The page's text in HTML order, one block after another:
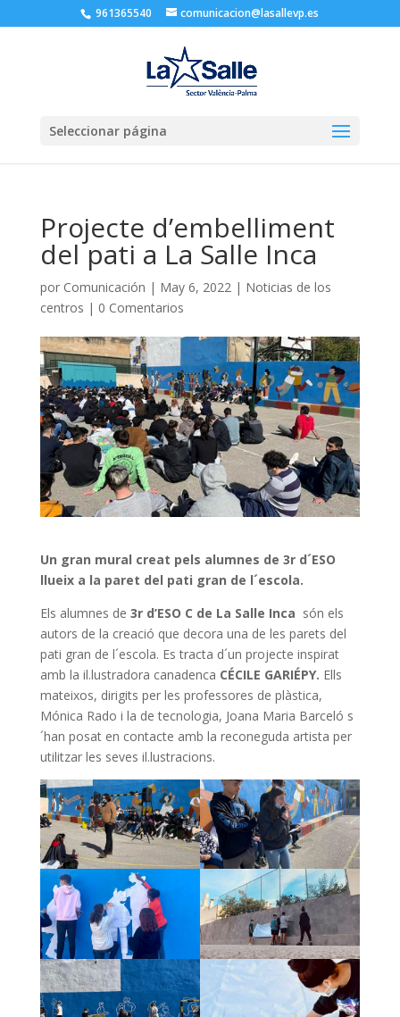
961365540 comunicacion@lasallevp.es
Seleccionar página
Projecte d’embelliment
del pati a La Salle Inca
por Comunicación | May 6, 2022| Noticias de los
centros | 0 Comentarios
Un gran mural creat pels alumnes de 3r d´ESO
llueix a la paret del pati gran de l´escola.
Els alumnes de 3r d’ESO C de La Salle Inca són els
autors de la creació que decora una de les parets del
pati gran de l´escola. Es tracta d´un projecte inspirat
amb la il.lustradora canadenca CÉCILE GARIÉPY. Ells
mateixos, dirigits per les professores de plàstica,
Mónica Rado i la de tecnologia, Joana Maria Barceló s
´han posat en contacte amb la reconeguda artista per
utilitzar les seves il.lustracions.